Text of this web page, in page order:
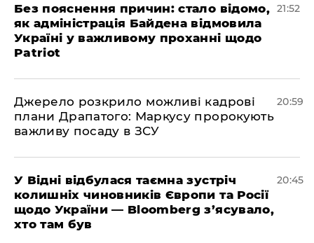
​Без пояснення причин: стало відомо,
як адміністрація Байдена відмовила
Україні у важливому проханні щодо
Patriot
21:52
​Джерело розкрило можливі кадрові
плани Драпатого: Маркусу пророкують
важливу посаду в ЗСУ
20:59
​У Відні відбулася таємна зустріч
колишніх чиновників Європи та Росії
щодо України — Bloomberg з’ясувало,
хто там був
20:45